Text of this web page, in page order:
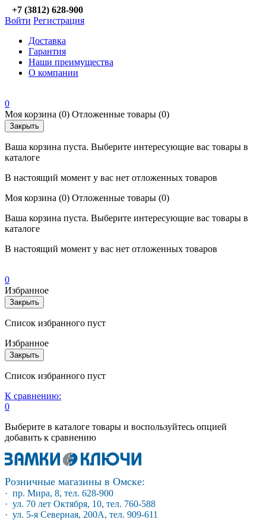
+7 (3812) 628-900
Войти Регистрация
Доставка
Гарантия
Наши преимущества
О компании
0
Моя корзина (0) Отложенные товары (0)
Закрыть
Ваша корзина пуста. Выберите интересующие вас товары в
каталоге
В настоящий момент у вас нет отложенных товаров
Моя корзина (0) Отложенные товары (0)
Ваша корзина пуста. Выберите интересующие вас товары в
каталоге
В настоящий момент у вас нет отложенных товаров
0
Избранное
Закрыть
Список избранного пуст
Избранное
Закрыть
Список избранного пуст
К сравнению:
0
Выберите в каталоге товары и воспользуйтесь опцией
добавить к сравнению
Розничные магазины в Омске:
· пр. Мира, 8, тел. 628-900
· ул. 70 лет Октября, 10, тел. 760-588
· ул. 5-я Северная, 200А, тел. 909-611